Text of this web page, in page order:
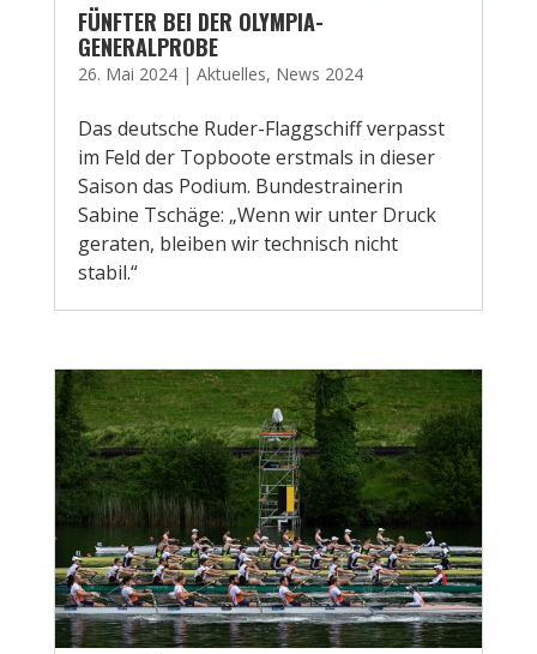
FÜNFTER BEI DER OLYMPIA-
GENERALPROBE
26. Mai 2024| Aktuelles, News 2024
Das deutsche Ruder-Flaggschiff verpasst
im Feld der Topboote erstmals in dieser
Saison das Podium. Bundestrainerin
Sabine Tschäge: „Wenn wir unter Druck
geraten, bleiben wir technisch nicht
stabil.“